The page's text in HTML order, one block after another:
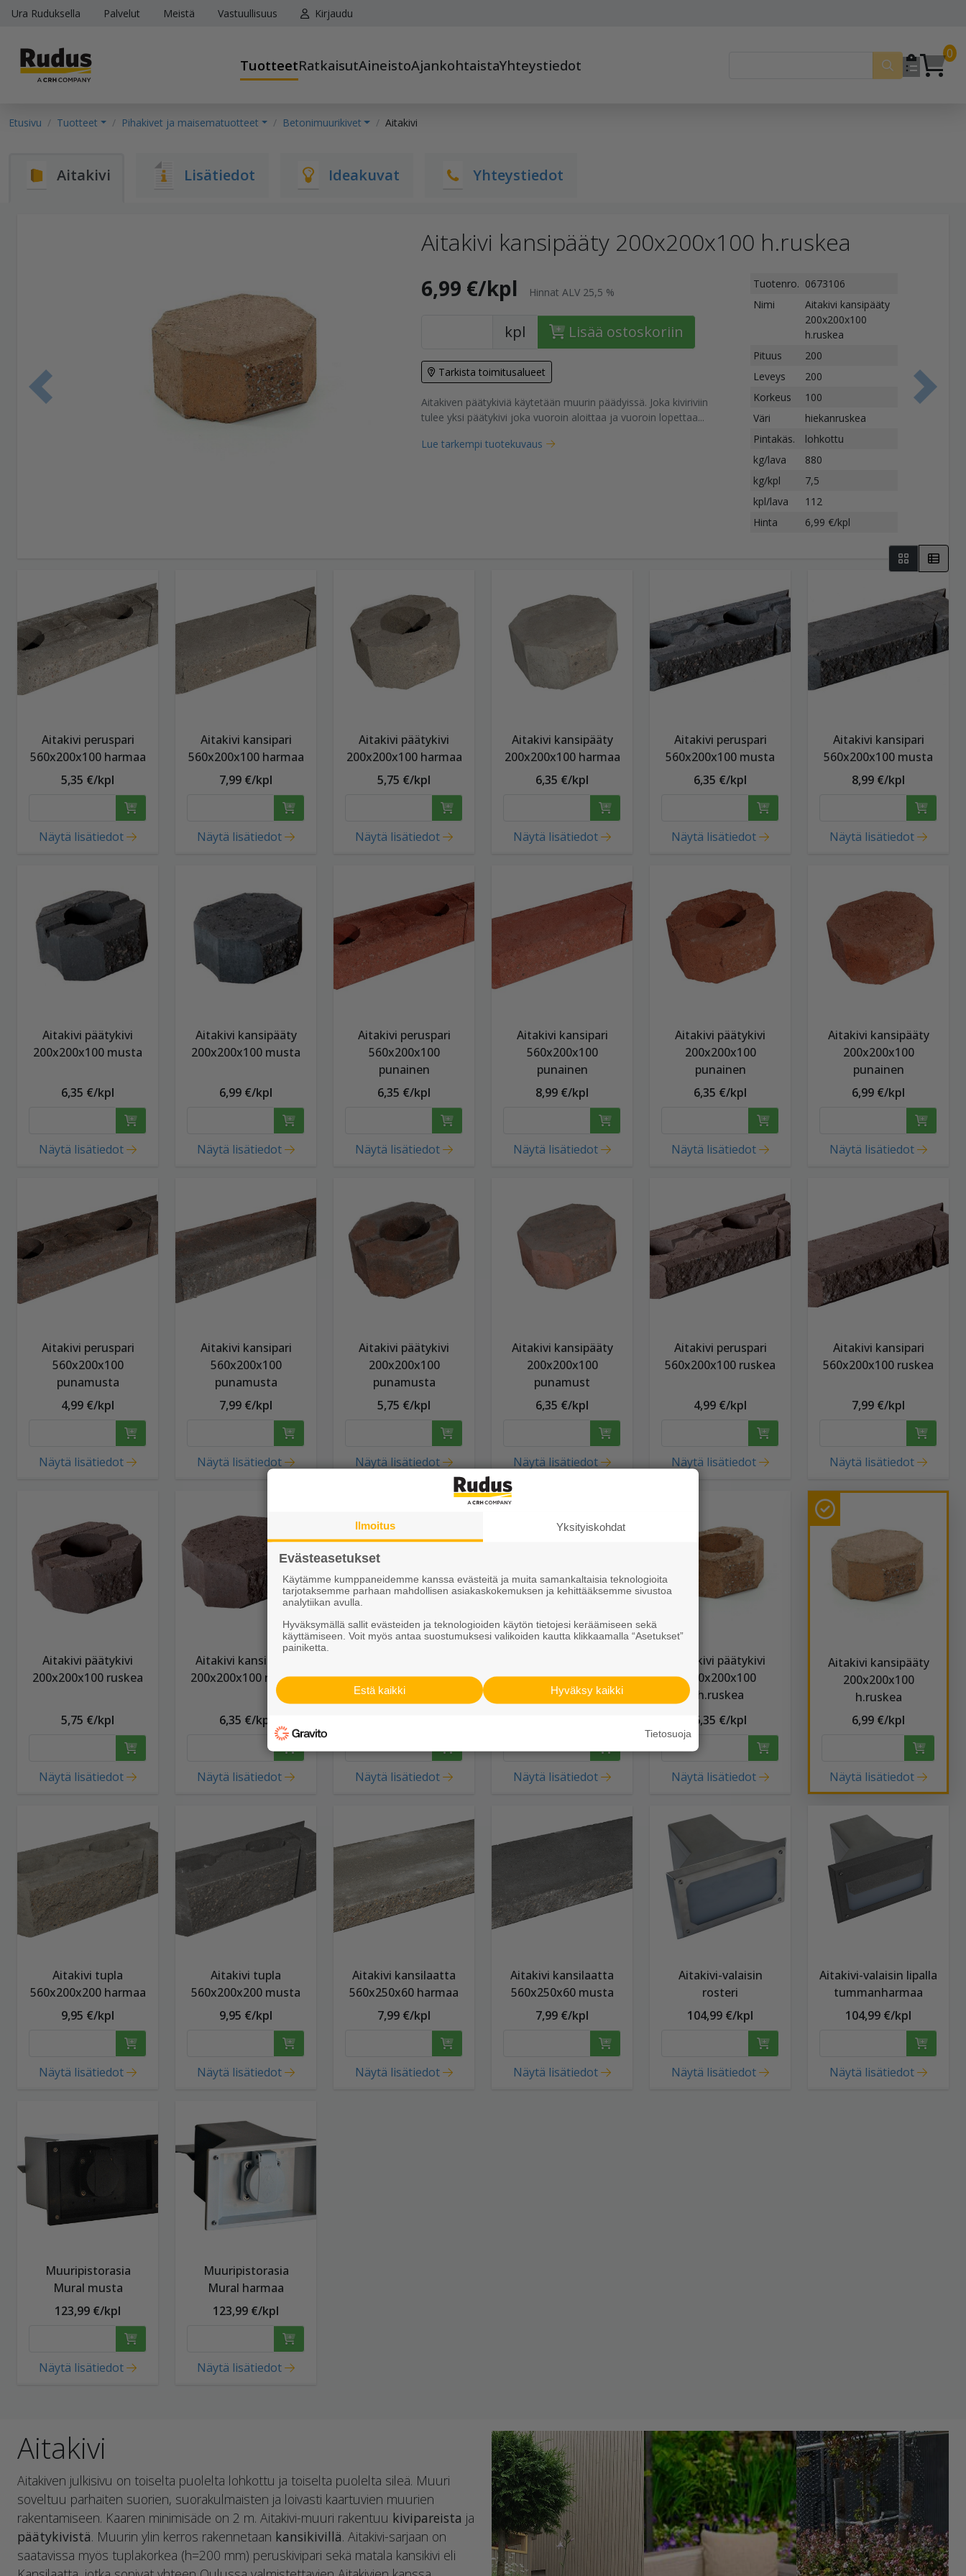
Ura Ruduksella Palvelut Meistä Vastuullisuus Kirjaudu
TuotteetRatkaisutAineistoAjankohtaistaYhteystiedot
0
Etusivu Tuotteet Pihakivet ja maisematuotteet Betonimuurikivet Aitakivi
Aitakivi Lisätiedot Ideakuvat Yhteystiedot
Edellinen tuote
Aitakivi kansipääty 200x200x100 h.ruskea
6,99 €/kpl Hinnat ALV 25,5 %
kpl Lisää ostoskoriin
Tarkista toimitusalueet
Aitakiven päätykiviä käytetään muurin päädyissä. Joka kiviriviin
tulee yksi päätykivi joka vuoroin aloittaa ja vuoroin lopettaa...
Lue tarkempi tuotekuvaus
Tuotenro. 0673106
Nimi
Aitakivi kansipääty
200x200x100
h.ruskea
Pituus
200
Leveys
200
Korkeus
100
Väri
hiekanruskea
Pintakäs.
lohkottu
kg/lava
880
kg/kpl
7,5
kpl/lava
112
Hinta
6,99 €/kpl
Aitakivi peruspari
560x200x100 harmaa
5,35 €/kpl
Näytä lisätiedot
Aitakivi kansipari
560x200x100 harmaa
7,99 €/kpl
Näytä lisätiedot
Aitakivi päätykivi
200x200x100 harmaa
5,75 €/kpl
Näytä lisätiedot
Aitakivi kansipääty
200x200x100 harmaa
6,35 €/kpl
Näytä lisätiedot
Aitakivi peruspari
560x200x100 musta
6,35 €/kpl
Näytä lisätiedot
Aitakivi kansipari
560x200x100 musta
8,99 €/kpl
Näytä lisätiedot
Aitakivi päätykivi
200x200x100 musta
6,35 €/kpl
Näytä lisätiedot
Aitakivi kansipääty
200x200x100 musta
6,99 €/kpl
Näytä lisätiedot
Aitakivi peruspari
560x200x100
punainen
6,35 €/kpl
Näytä lisätiedot
Aitakivi kansipari
560x200x100
punainen
8,99 €/kpl
Näytä lisätiedot
Aitakivi päätykivi
200x200x100
punainen
6,35 €/kpl
Näytä lisätiedot
Aitakivi kansipääty
200x200x100
punainen
6,99 €/kpl
Näytä lisätiedot
Aitakivi peruspari
560x200x100
punamusta
4,99 €/kpl
Näytä lisätiedot
Aitakivi kansipari
560x200x100
punamusta
7,99 €/kpl
Näytä lisätiedot
Aitakivi päätykivi
200x200x100
punamusta
5,75 €/kpl
Näytä lisätiedot
Aitakivi kansipääty
200x200x100
punamust
6,35 €/kpl
Näytä lisätiedot
Aitakivi peruspari
560x200x100 ruskea
4,99 €/kpl
Näytä lisätiedot
Aitakivi kansipari
560x200x100 ruskea
7,99 €/kpl
Näytä lisätiedot
Aitakivi päätykivi
200x200x100 ruskea
5,75 €/kpl
Näytä lisätiedot
Aitakivi kansipääty
200x200x100 ruskea
6,35 €/kpl
Näytä lisätiedot
560x200x100
h.ruskea
Näytä lisätiedot
560x200x100
h.ruskea
Näytä lisätiedot
Aitakivi päätykivi
200x200x100
h.ruskea
6,35 €/kpl
Näytä lisätiedot
Aitakivi kansipääty
200x200x100
h.ruskea
6,99 €/kpl
Näytä lisätiedot
Aitakivi tupla
560x200x200 harmaa
9,95 €/kpl
Näytä lisätiedot
Aitakivi tupla
560x200x200 musta
9,95 €/kpl
Näytä lisätiedot
Aitakivi kansilaatta
560x250x60 harmaa
7,99 €/kpl
Näytä lisätiedot
Aitakivi kansilaatta
560x250x60 musta
7,99 €/kpl
Näytä lisätiedot
Aitakivi-valaisin
rosteri
104,99 €/kpl
Näytä lisätiedot
Aitakivi-valaisin lipalla
tummanharmaa
104,99 €/kpl
Näytä lisätiedot
Muuripistorasia
Mural musta
123,99 €/kpl
Näytä lisätiedot
Muuripistorasia
Mural harmaa
123,99 €/kpl
Näytä lisätiedot
Aitakivi
Aitakiven julkisivu on toiselta puolelta lohkottu ja toiselta puolelta sileä. Muuri
soveltuu parhaiten suorien, suorakulmaisten ja loivasti kaartuvien muurien
rakentamiseen. Kaaren minimisäde on 2 m. Aitakivi-muuri rakentuu kivipareista ja
päätykivistä. Muurin ylin kerros rakennetaan kansikivillä. Aitakivi-sarjaan on
saatavissa myös tuplakorkea (h=200 mm) peruskivipari sekä matala kansikivi eli
Ilmoitus Yksityiskohdat
Evästeasetukset
Käytämme kumppaneidemme kanssa evästeitä ja muita samankaltaisia teknologioita
tarjotaksemme parhaan mahdollisen asiakaskokemuksen ja kehittääksemme sivustoa
analytiikan avulla.
Hyväksymällä sallit evästeiden ja teknologioiden käytön tietojesi keräämiseen sekä
käyttämiseen. Voit myös antaa suostumuksesi valikoiden kautta klikkaamalla “Asetukset”
painiketta.
Hyväksy kaikki
Estä kaikki
Tietosuoja